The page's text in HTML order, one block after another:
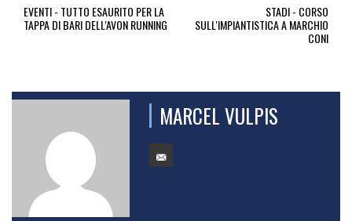
EVENTI - TUTTO ESAURITO PER LA
TAPPA DI BARI DELL'AVON RUNNING
STADI - CORSO
SULL'IMPIANTISTICA A MARCHIO
CONI
MARCEL VULPIS